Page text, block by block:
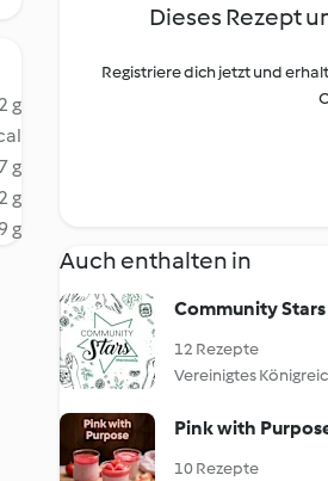
g
g
g
g
Dieses Rezept
Registriere dich jetzt und
Auch enthalten in
Community
12 Rezepte
Vereinigtes
Pink with
10 Rezepte